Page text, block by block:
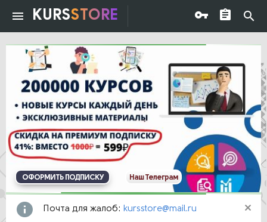
KURSSTORE
ОФОРМИТЬ ПОДПИСКУ Наш Телеграм
Почта для жалоб: kursstore@mail.ru